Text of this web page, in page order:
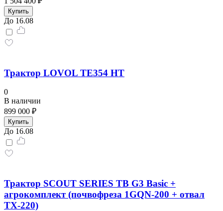
Купить
До 16.08
Трактор LOVOL TE354 НТ
0
В наличии
899 000 ₽
Купить
До 16.08
Трактор SCOUT SERIES TB G3 Basic +
агрокомплект (почвофреза 1GQN-200 + отвал
TX-220)